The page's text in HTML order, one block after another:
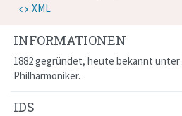
INFORMATIONEN
1882 gegründet, heute bekannt unter
Philharmoniker.
IDS
XML